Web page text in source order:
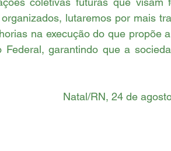
lutaremos por mais
na execução do que propõe
Federal, garantindo que a
Natal/RN, 24 de